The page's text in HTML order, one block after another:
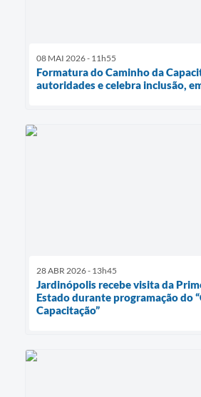
08 MAI 2026 - 11h55
Formatura do Caminho da
autoridades e celebra inclusão,
28 ABR 2026 - 13h45
Jardinópolis recebe visita da
Estado durante programação do
Capacitação”